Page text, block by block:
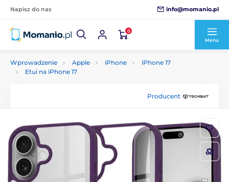
Napisz do nas info@momanio.pl
0
Menu
Wprowadzenie Apple iPhone
iPhone 17
Etui na iPhone 17
Producent